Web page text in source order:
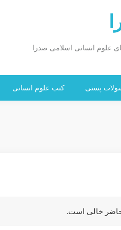
انسانی اسلامی صدرا
پستی کتب علوم انسانی
خالی است.